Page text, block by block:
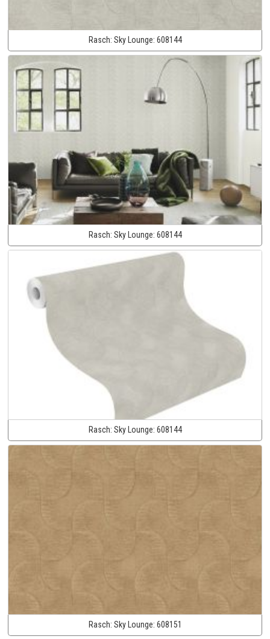
Rasch: Sky Lounge: 608144
Rasch: Sky Lounge: 608144
Rasch: Sky Lounge: 608144
Rasch: Sky Lounge: 608151